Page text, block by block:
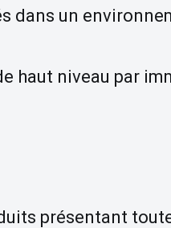
dans un
haut niveau par
présentant